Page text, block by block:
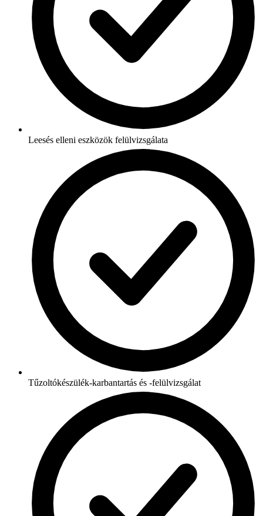
Leesés elleni eszközök felülvizsgálata
Tűzoltókészülék-karbantartás és -felülvizsgálat